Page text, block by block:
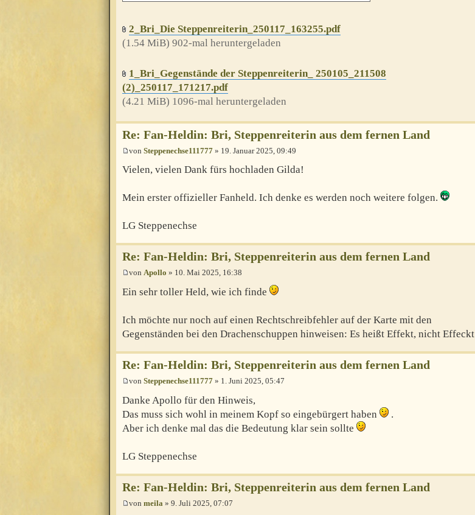
2_Bri_Die Steppenreiterin_250117_163255.pdf
(1.54 MiB) 902-mal heruntergeladen
1_Bri_Gegenstände der Steppenreiterin_ 250105_211508
(2)_250117_171217.pdf
(4.21 MiB) 1096-mal heruntergeladen
Re: Fan-Heldin: Bri, Steppenreiterin aus dem fernen Land
von Steppenechse111777 » 19. Januar 2025, 09:49
Vielen, vielen Dank fürs hochladen Gilda!
Mein erster offizieller Fanheld. Ich denke es werden noch weitere folgen.
LG Steppenechse
Re: Fan-Heldin: Bri, Steppenreiterin aus dem fernen Land
von Apollo » 10. Mai 2025, 16:38
Ein sehr toller Held, wie ich finde
Ich möchte nur noch auf einen Rechtschreibfehler auf der Karte mit den
Gegenständen bei den Drachenschuppen hinweisen: Es heißt Effekt, nicht Effeckt
Re: Fan-Heldin: Bri, Steppenreiterin aus dem fernen Land
von Steppenechse111777 » 1. Juni 2025, 05:47
Danke Apollo für den Hinweis,
Das muss sich wohl in meinem Kopf so eingebürgert haben
.
Aber ich denke mal das die Bedeutung klar sein sollte
LG Steppenechse
Re: Fan-Heldin: Bri, Steppenreiterin aus dem fernen Land
von meila » 9. Juli 2025, 07:07